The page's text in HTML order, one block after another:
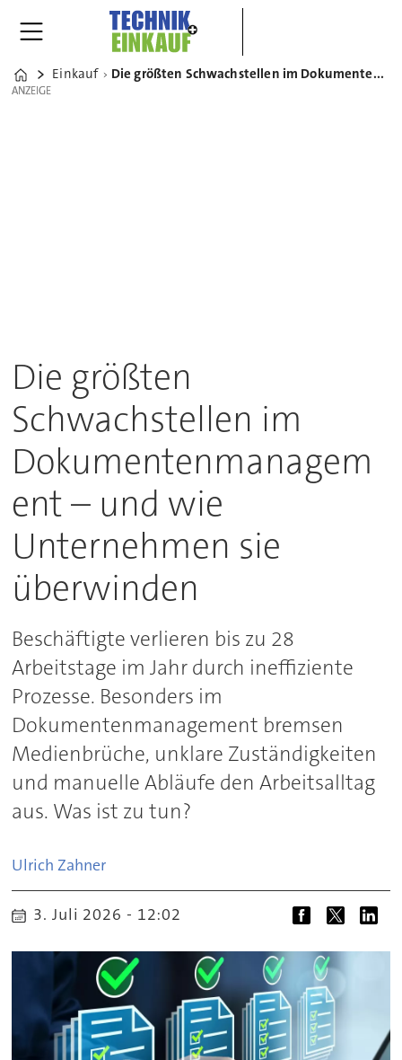
Home
Einkauf Die größten Schwachstellen im Dokumentenmanagement – und wie Unternehmen sie überwinden
ANZEIGE
ANZEIGE
Die größten
Schwachstellen im
Dokumentenmanagem
ent – und wie
Unternehmen sie
überwinden
Beschäftigte verlieren bis zu 28
Arbeitstage im Jahr durch ineffiziente
Prozesse. Besonders im
Dokumentenmanagement bremsen
Medienbrüche, unklare Zuständigkeiten
und manuelle Abläufe den Arbeitsalltag
aus. Was ist zu tun?
Ulrich Zahner
3. Juli 2026 - 12:02